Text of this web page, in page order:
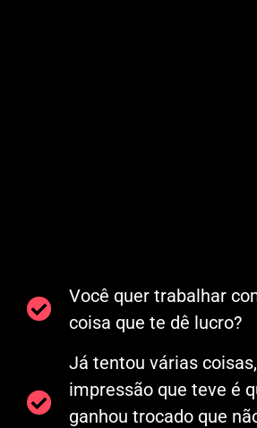
Você quer trabalhar
coisa que te dê lucro?
Já tentou várias
impressão que teve é
ganhou trocado que